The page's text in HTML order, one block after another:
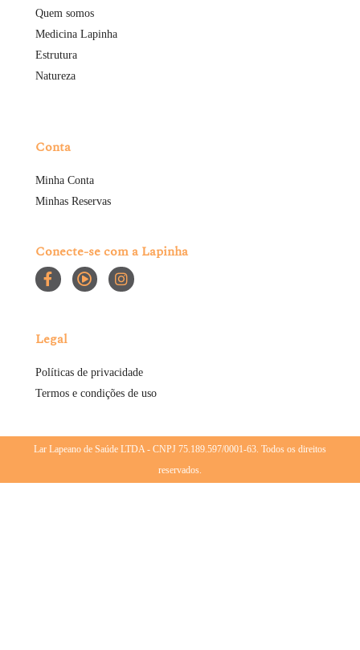
Quem somos
Medicina Lapinha
Estrutura
Natureza
Conta
Minha Conta
Minhas Reservas
Conecte-se com a Lapinha
Legal
Políticas de privacidade
Termos e condições de uso
Lar Lapeano de Saúde LTDA - CNPJ 75.189.597/0001-63. Todos os direitos
reservados.